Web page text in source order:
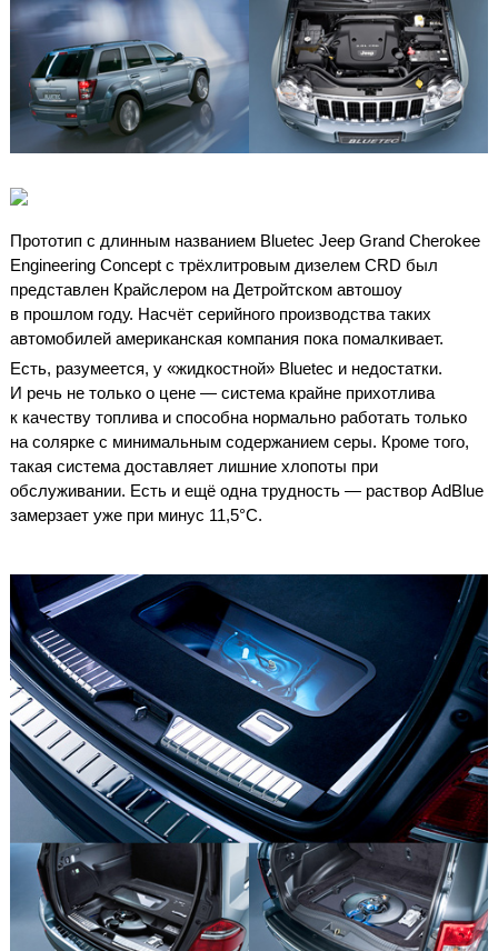
Прототип с длинным названием Bluetec Jeep Grand Cherokee
Engineering Concept с трёхлитровым дизелем CRD был
представлен Крайслером на Детройтском автошоу
в прошлом году. Насчёт серийного производства таких
автомобилей американская компания пока помалкивает.
Есть, разумеется, у «жидкостной» Bluetec и недостатки.
И речь не только о цене — система крайне прихотлива
к качеству топлива и способна нормально работать только
на солярке с минимальным содержанием серы. Кроме того,
такая система доставляет лишние хлопоты при
обслуживании. Есть и ещё одна трудность — раствор AdВlue
замерзает уже при минус 11,5°С.